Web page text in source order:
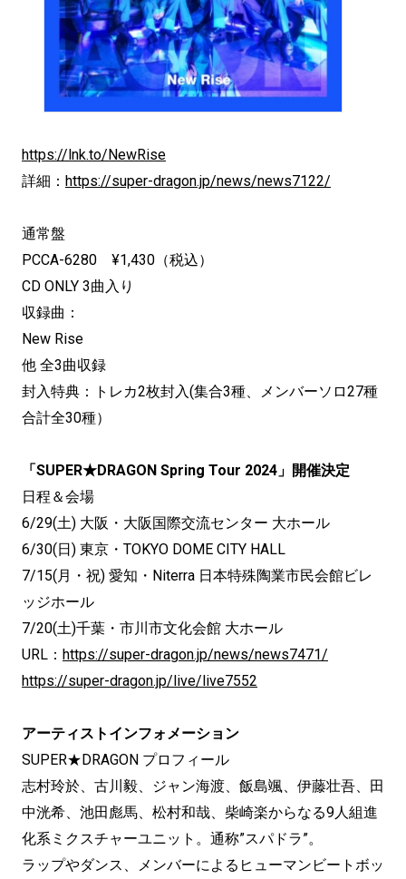
https://lnk.to/NewRise
詳細： https://super-dragon.jp/news/news7122/
通常盤
PCCA-6280 ¥1,430（税込）
CD ONLY 3曲入り
収録曲：
New Rise
他 全3曲収録
封入特典：トレカ2枚封入(集合3種、メンバーソロ27種
合計全30種）
「SUPER★DRAGON Spring Tour 2024」開催決定
日程＆会場
6/29(土) 大阪・大阪国際交流センター 大ホール
6/30(日) 東京・TOKYO DOME CITY HALL
7/15(月・祝) 愛知・Niterra 日本特殊陶業市民会館ビレ
ッジホール
7/20(土)千葉・市川市文化会館 大ホール
URL： https://super-dragon.jp/news/news7471/
https://super-dragon.jp/live/live7552
アーティストインフォメーション
SUPER★DRAGON プロフィール
志村玲於、古川毅、ジャン海渡、飯島颯、伊藤壮吾、田
中洸希、池田彪馬、松村和哉、柴崎楽からなる9人組進
化系ミクスチャーユニット。通称”スパドラ”。
ラップやダンス、メンバーによるヒューマンビートボッ